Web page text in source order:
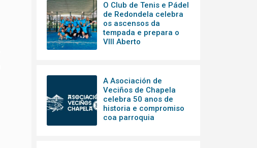
O Club de Tenis e Pádel
de Redondela celebra
os ascensos da
tempada e prepara o
VIII Aberto
A Asociación de
Veciños de Chapela
celebra 50 anos de
historia e compromiso
coa parroquia